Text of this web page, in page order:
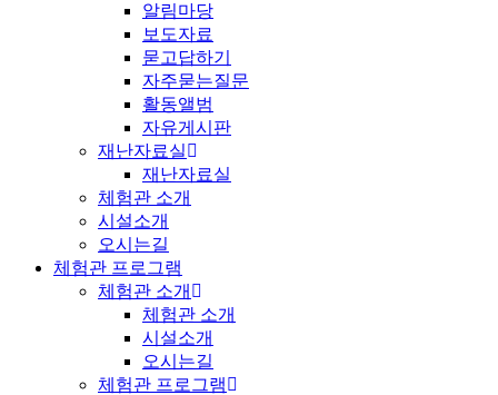
알림마당
보도자료
묻고답하기
자주묻는질문
활동앨범
자유게시판
재난자료실
재난자료실
체험관 소개
시설소개
오시는길
체험관 프로그램
체험관 소개
체험관 소개
시설소개
오시는길
체험관 프로그램